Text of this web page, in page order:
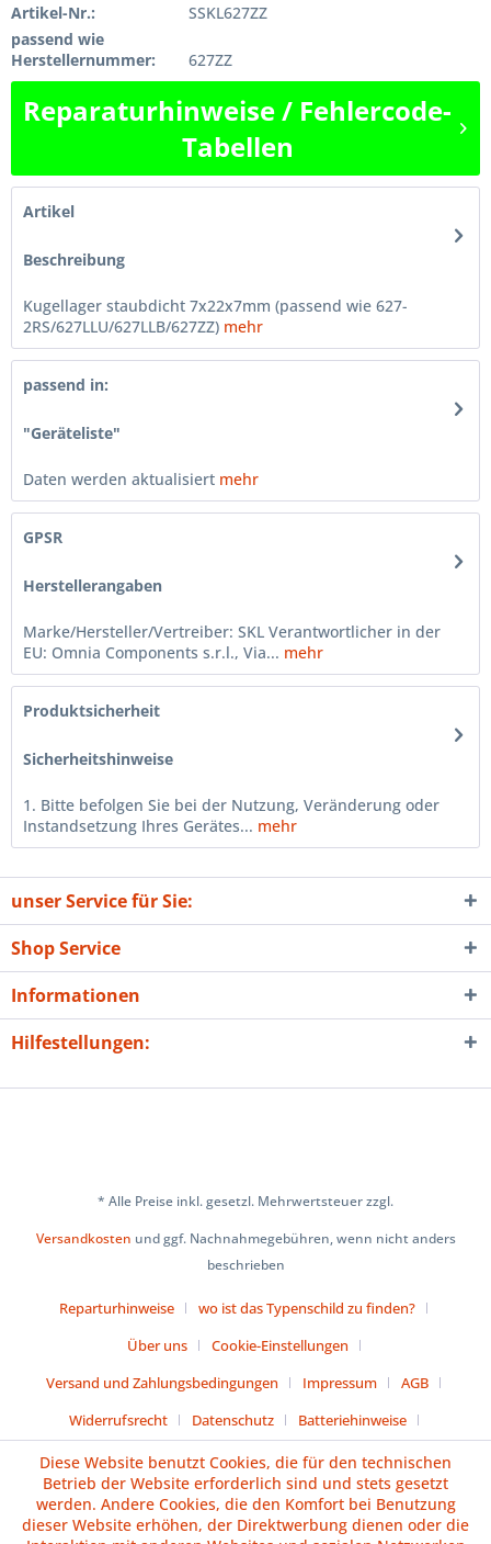
Artikel-Nr.:
SSKL627ZZ
passend wie
Herstellernummer:
627ZZ
Reparaturhinweise / Fehlercode-
Tabellen
Artikel
Beschreibung
Kugellager staubdicht 7x22x7mm (passend wie 627-
2RS/627LLU/627LLB/627ZZ) mehr
passend in:
"Geräteliste"
Daten werden aktualisiert mehr
GPSR
Herstellerangaben
Marke/Hersteller/Vertreiber: SKL Verantwortlicher in der
EU: Omnia Components s.r.l., Via... mehr
Produktsicherheit
Sicherheitshinweise
1. Bitte befolgen Sie bei der Nutzung, Veränderung oder
Instandsetzung Ihres Gerätes... mehr
unser Service für Sie:
Shop Service
Informationen
Hilfestellungen:
* Alle Preise inkl. gesetzl. Mehrwertsteuer zzgl.
Versandkosten und ggf. Nachnahmegebühren, wenn nicht anders
beschrieben
Reparturhinweise
wo ist das Typenschild zu finden?
Über uns
Cookie-Einstellungen
Versand und Zahlungsbedingungen
Impressum
AGB
Widerrufsrecht
Datenschutz Batteriehinweise
Vertrag widerrufen
Diese Website benutzt Cookies, die für den technischen
Betrieb der Website erforderlich sind und stets gesetzt
werden. Andere Cookies, die den Komfort bei Benutzung
dieser Website erhöhen, der Direktwerbung dienen oder die